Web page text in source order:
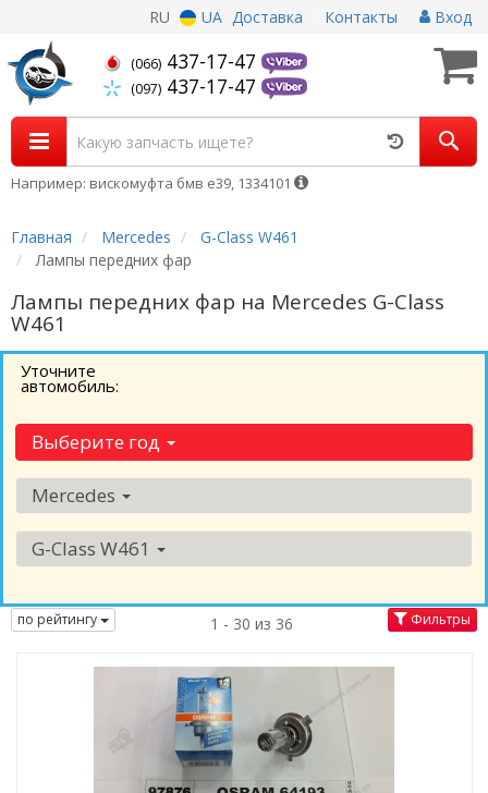
RU UA Доставка Контакты Вход
(066) 437-17-47
(097) 437-17-47
Например: вискомуфта бмв е39, 1334101
Главная Mercedes
G-Class W461
Лампы передних фар
Лампы передних фар на Mercedes G-Class
W461
Уточните
автомобиль:
Выберите год
Mercedes
G-Class W461
по рейтингу 1 - 30 из 36 Фильтры